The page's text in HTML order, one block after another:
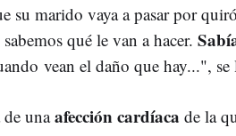
su marido vaya a pasar por
qué le van a hacer.
vean el daño que hay...", se
de unaafección cardíaca de la